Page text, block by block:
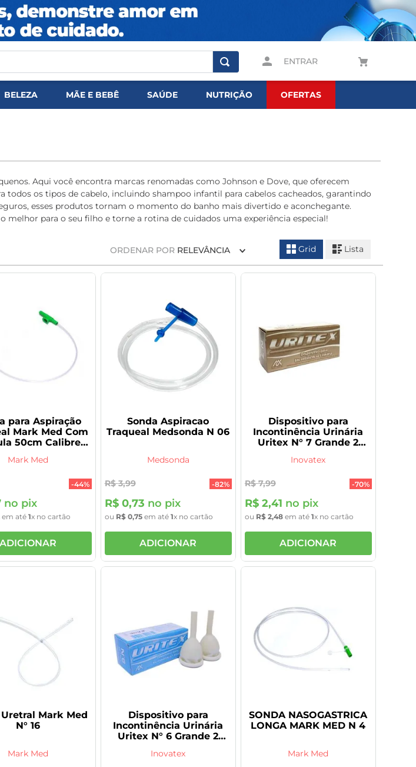
ENTRAR
BELEZA MÃE E BEBÊ SAÚDE NUTRIÇÃO OFERTAS
Aqui você encontra marcas renomadas como Johnson e Dove, que oferecem
todos os tipos de cabelo, incluindo shampoo infantil para cabelos cacheados, garantindo
esses produtos tornam o momento do banho mais divertido e aconchegante.
melhor para o seu filho e torne a rotina de cuidados uma experiência especial!
ORDENAR POR RELEVÂNCIA Grid Lista
para Aspiração
Mark Med Com
50cm Calibre
Mark Med
-44%
no pix
em até1x no cartão
ADICIONAR
Sonda Aspiracao
Traqueal Medsonda N 06
Medsonda
R$ 3,99 -82%
R$ 0,73 no pix
ou R$ 0,75em até 1x no cartão
ADICIONAR
Dispositivo para
Incontinência Urinária
Uritex N° 7 Grande 2
Inovatex
R$ 7,99 -70%
R$ 2,41 no pix
ou R$ 2,48em até 1x no cartão
ADICIONAR
Uretral Mark Med
N° 16
Mark Med
Dispositivo para
Incontinência Urinária
Uritex N° 6 Grande 2
Inovatex
SONDA NASOGASTRICA
LONGA MARK MED N 4
Mark Med